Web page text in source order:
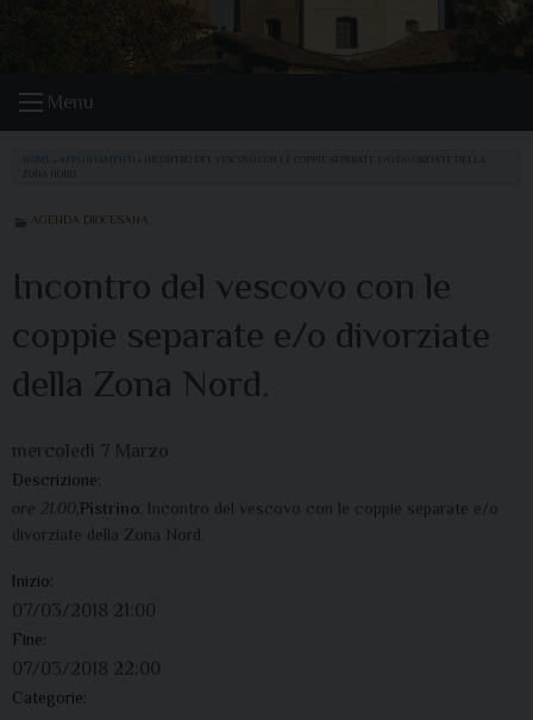
Menu
HOME APPUNTAMENTI
AGENDA DIOCESANA
Incontro del vescovo con le
coppie separate e/o divorziate
della Zona Nord.
mercoledì 7 Marzo
Descrizione:
ore 21.00, Pistrino . Incontro del vescovo con le coppie separate e/o
divorziate della Zona Nord.
Inizio:
07/03/2018 21:00
Fine:
07/03/2018 22:00
Categorie: